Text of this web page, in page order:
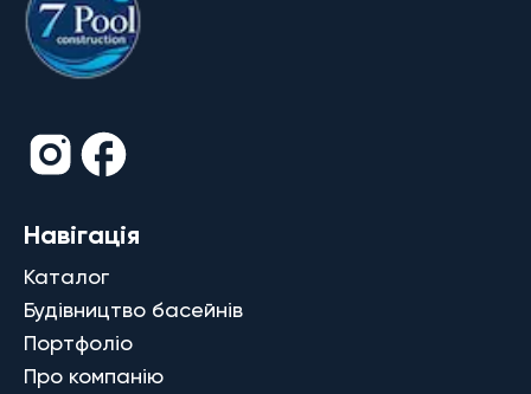
Навігація
Каталог
Будівництво басейнів
Портфоліо
Про компанію